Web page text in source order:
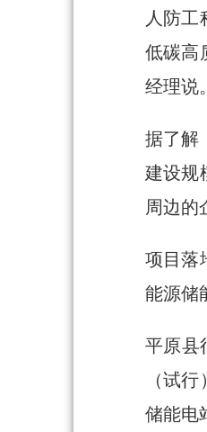
人防工
低碳高
经理说。
据了解
建设规
周边的
项目落
能源储
平原县
（试
储能电